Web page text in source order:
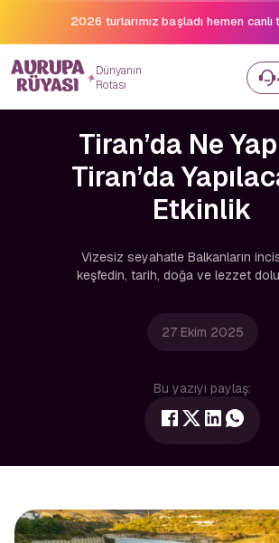
2026 turlarımız başladı hemen
Dünyanın
Rotası
Tiran’da Ne
Tiran’da
Etkinlik
Vizesiz seyahatle Balkanların
keşfedin, tarih, doğa ve lezzet
27 Ekim 2025
Bu yazıyı paylaş: